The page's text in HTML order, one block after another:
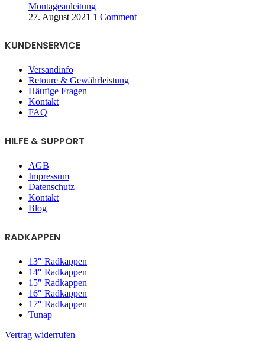
Montageanleitung
27. August 2021 1 Comment
KUNDENSERVICE
Versandinfo
Retoure & Gewährleistung
Häufige Fragen
Kontakt
FAQ
HILFE & SUPPORT
AGB
Impressum
Datenschutz
Kontakt
Blog
RADKAPPEN
13″ Radkappen
14″ Radkappen
15″ Radkappen
16″ Radkappen
17″ Radkappen
Tunap
Vertrag widerrufen